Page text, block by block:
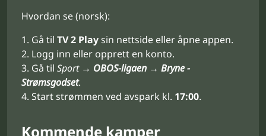
Hvordan se (norsk):
Gå til TV 2 Playsin nettside eller åpne appen.
Logg inn eller opprett en konto.
Gå til Sport → OBOS-ligaen → Bryne -
Strømsgodset.
Start strømmen ved avspark kl. 17:00.
Kommende kamper